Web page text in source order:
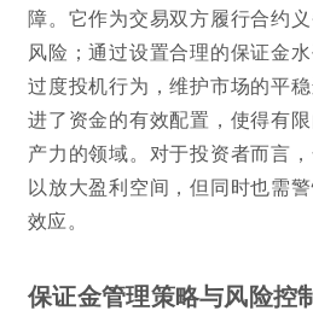
障。它作为交易双方履行合约
风险；通过设置合理的保证金
过度投机行为，维护市场的平
进了资金的有效配置，使得有
产力的领域。对于投资者而言
以放大盈利空间，但同时也需
效应。
保证金管理策略与风险控